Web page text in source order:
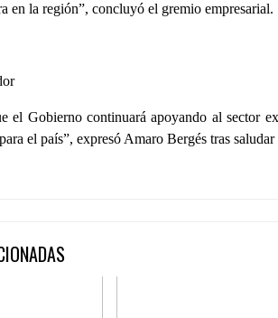
en la región”, concluyó el gremio empresarial.
el Gobierno continuará apoyando al sector
el país”, expresó Amaro Bergés tras